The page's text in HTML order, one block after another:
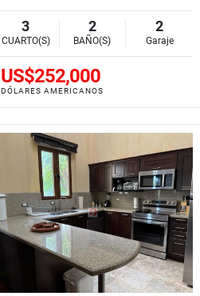
3
CUARTO(S)
2
BAÑO(S)
2
Garaje
US$252,000
DÓLARES AMERICANOS